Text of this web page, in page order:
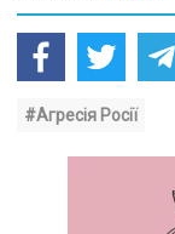
#Агресія Росії